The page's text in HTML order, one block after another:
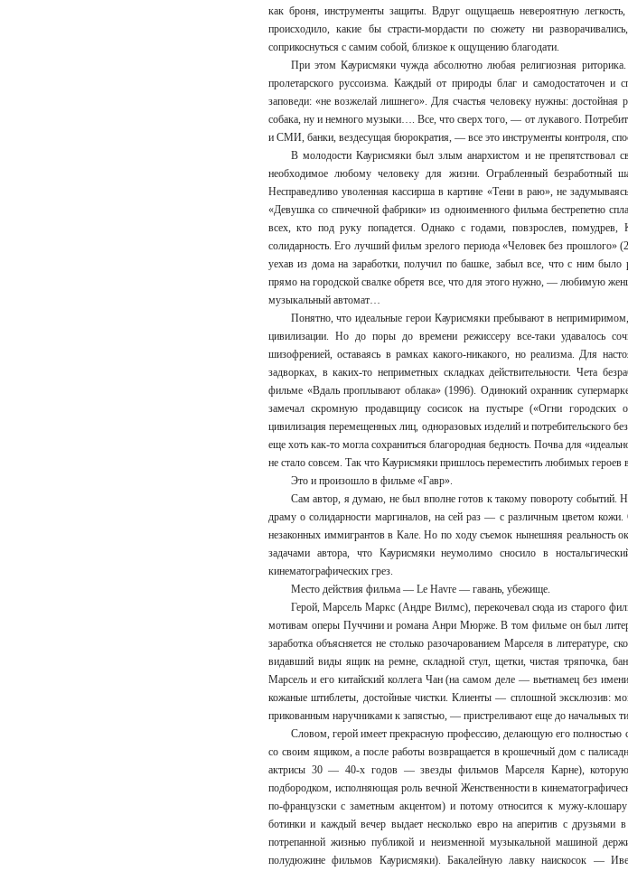
как броня, инструменты защиты. Вдруг ощущаешь невероятную
происходило, какие бы страсти-мордасти по сюжету ни
соприкоснуться с самим собой, близкое к ощущению благодати.
При этом Каурисмяки чужда абсолютно любая религиозная
пролетарского руссоизма. Каждый от природы благ и самодостаточен и
заповеди: «не возжелай лишнего». Для счастья человеку нужны:
собака, ну и немного музыки…. Все, что сверх того, — от лукавого.
и СМИ, банки, вездесущая бюрократия, — все это инструменты контроля,
В молодости Каурисмяки был злым анархистом и не препятствовал
необходимое любому человеку для жизни. Ограбленный безработный
Несправедливо уволенная кассирша в картине «Тени в раю», не
«Девушка со спичечной фабрики» из одноименного фильма бестрепетно
всех, кто под руку попадется. Однако с годами, повзрослев,
солидарность. Его лучший фильм зрелого периода «Человек без прошлого»
уехав из дома на заработки, получил по башке, забыл все, что с ним
прямо на городской свалке обретя все, что для этого нужно, — любимую
музыкальный автомат…
Понятно, что идеальные герои Каурисмяки пребывают в
цивилизации. Но до поры до времени режиссеру все-таки удавалось
шизофренией, оставаясь в рамках какого-никакого, но реализма. Для
задворках, в каких-то неприметных складках действительности. Чета
фильме «Вдаль проплывают облака» (1996). Одинокий охранник
замечал скромную продавщицу сосисок на пустыре («Огни
цивилизация перемещенных лиц, одноразовых изделий и потребительского
еще хоть как-то могла сохраниться благородная бедность. Почва для
не стало совсем. Так что Каурисмяки пришлось переместить любимых
Это и произошло в фильме «Гавр».
Сам автор, я думаю, не был вполне готов к такому повороту событий.
драму о солидарности маргиналов, на сей раз — с различным цветом
незаконных иммигрантов в Кале. Но по ходу съемок нынешняя реальность
задачами автора, что Каурисмяки неумолимо сносило в
кинематографических грез.
Место действия фильма — Le Havre — гавань, убежище.
Герой, Марсель Маркс (Андре Вилмс), перекочевал сюда из старого
мотивам оперы Пуччини и романа Анри Мюрже. В том фильме он был
заработка объясняется не столько разочарованием Марселя в литературе,
видавший виды ящик на ремне, складной стул, щетки, чистая тряпочка,
Марсель и его китайский коллега Чан (на самом деле — вьетнамец без
кожаные штиблеты, достойные чистки. Клиенты — сплошной эксклюзив:
прикованным наручниками к запястью, — пристреливают еще до начальных
Словом, герой имеет прекрасную профессию, делающую его полностью
со своим ящиком, а после работы возвращается в крошечный дом с
актрисы 30 — 40-х годов — звезды фильмов Марселя Карне),
подбородком, исполняющая роль вечной Женственности в
по-французски с заметным акцентом) и потому относится к мужу-
ботинки и каждый вечер выдает несколько евро на аперитив с друзьями
потрепанной жизнью публикой и неизменной музыкальной машиной
полудюжине фильмов Каурисмяки). Бакалейную лавку наискосок —